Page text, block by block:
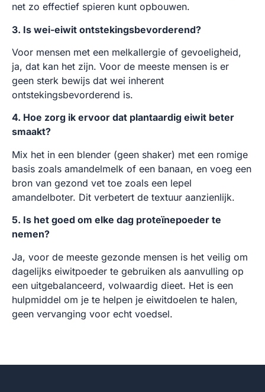
net zo effectief spieren kunt opbouwen.
3. Is wei-eiwit ontstekingsbevorderend?
Voor mensen met een melkallergie of gevoeligheid,
ja, dat kan het zijn. Voor de meeste mensen is er
geen sterk bewijs dat wei inherent
ontstekingsbevorderend is.
4. Hoe zorg ik ervoor dat plantaardig eiwit beter
smaakt?
Mix het in een blender (geen shaker) met een romige
basis zoals amandelmelk of een banaan, en voeg een
bron van gezond vet toe zoals een lepel
amandelboter. Dit verbetert de textuur aanzienlijk.
5. Is het goed om elke dag proteïnepoeder te
nemen?
Ja, voor de meeste gezonde mensen is het veilig om
dagelijks eiwitpoeder te gebruiken als aanvulling op
een uitgebalanceerd, volwaardig dieet. Het is een
hulpmiddel om je te helpen je eiwitdoelen te halen,
geen vervanging voor echt voedsel.